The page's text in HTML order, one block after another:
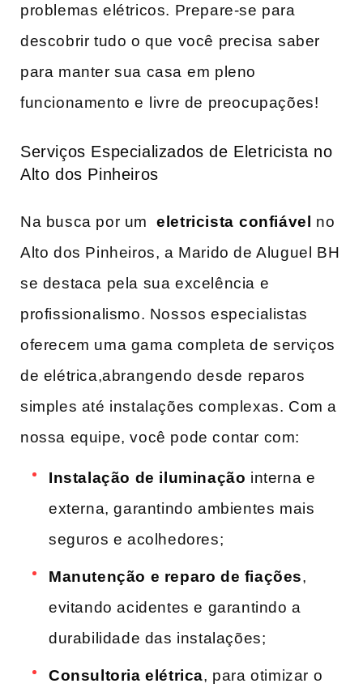
problemas elétricos. Prepare-se para
descobrir tudo o que você precisa ⁣saber⁤
para manter sua casa⁣ em pleno​
funcionamento e⁢ livre ‍de preocupações!
Serviços Especializados de Eletricista no
Alto dos Pinheiros
Na busca por um ​eletricista⁢ confiável no
Alto dos Pinheiros, a Marido de Aluguel BH
se destaca pela sua excelência e
profissionalismo. Nossos especialistas
oferecem uma gama completa de serviços
‌de elétrica,abrangendo desde ⁣reparos
simples até instalações complexas. Com a‍
nossa equipe, você pode contar com:
Instalação de iluminação interna ​e
externa, garantindo ambientes mais
seguros e ‌acolhedores;
Manutenção e reparo de fiações,
evitando acidentes e garantindo ‌a
durabilidade das instalações;
Consultoria elétrica, para otimizar⁤ o⁤